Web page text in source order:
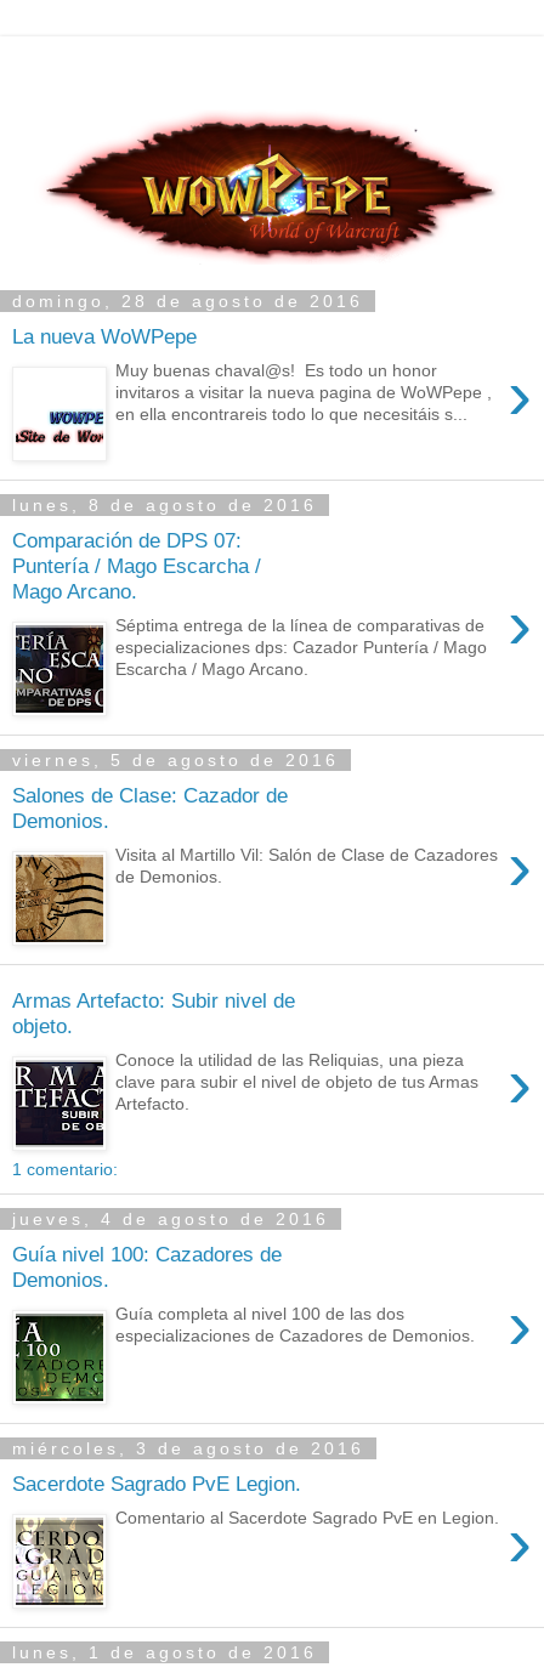
domingo, 28 de agosto de 2016
La nueva WoWPepe
›
Muy buenas chaval@s! Es todo un honor
invitaros a visitar la nueva pagina de WoWPepe ,
en ella encontrareis todo lo que necesitáis s...
lunes, 8 de agosto de 2016
Comparación de DPS 07:
Puntería / Mago Escarcha /
Mago Arcano.
›
Séptima entrega de la línea de comparativas de
especializaciones dps: Cazador Puntería / Mago
Escarcha / Mago Arcano.
viernes, 5 de agosto de 2016
Salones de Clase: Cazador de
Demonios.
›
Visita al Martillo Vil: Salón de Clase de Cazadores
de Demonios.
Armas Artefacto: Subir nivel de
objeto.
›
Conoce la utilidad de las Reliquias, una pieza
clave para subir el nivel de objeto de tus Armas
Artefacto.
1 comentario:
jueves, 4 de agosto de 2016
Guía nivel 100: Cazadores de
Demonios.
›
Guía completa al nivel 100 de las dos
especializaciones de Cazadores de Demonios.
miércoles, 3 de agosto de 2016
Sacerdote Sagrado PvE Legion.
›
Comentario al Sacerdote Sagrado PvE en Legion.
lunes, 1 de agosto de 2016